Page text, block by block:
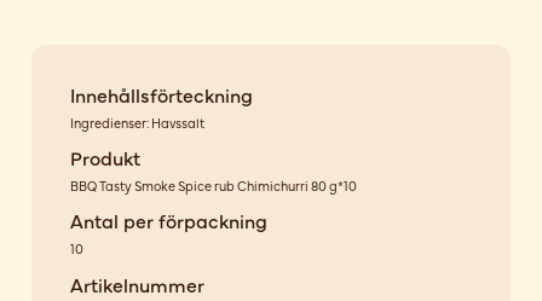
Innehållsförteckning
Ingredienser: Havssalt
Produkt
BBQ Tasty Smoke Spice rub Chimichurri 80 g*10
Antal per förpackning
10
Artikelnummer